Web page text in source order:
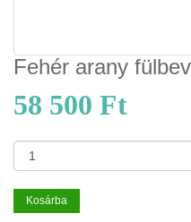
Fehér arany
58 500 Ft
Kosárba